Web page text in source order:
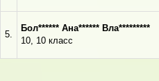
5.
Бол****** Ана****** Вла*********
10, 10 класс